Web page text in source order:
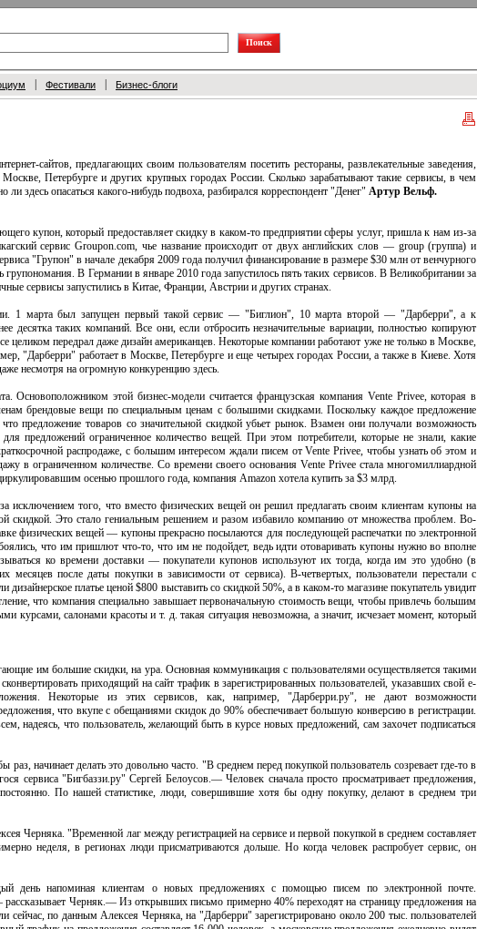
Фестивали Бизнес-блоги
сайтов, предлагающих своим пользователям посетить рестораны, развлекательные заведения,
Петербурге и других крупных городах России. Сколько зарабатывают такие сервисы, в чем
здесь опасаться какого-нибудь подвоха, разбирался корреспондент "Денег" Артур Вельф.
купон, который предоставляет скидку в каком-то предприятии сферы услуг, пришла к нам из-за
сервис Groupon.com, чье название происходит от двух английских слов — group (группа) и
"Групон" в начале декабря 2009 года получил финансирование в размере $30 млн от венчурного
В Германии в январе 2010 года запустилось пять таких сервисов. В Великобритании за
сервисы запустились в Китае, Франции, Австрии и других странах.
1 марта был запущен первый такой сервис — "Биглион", 10 марта второй — "Дарберри", а к
десятка таких компаний. Все они, если отбросить незначительные вариации, полностью копируют
целиком передрал даже дизайн американцев. Некоторые компании работают уже не только в Москве,
"Дарберри" работает в Москве, Петербурге и еще четырех городах России, а также в Киеве. Хотя
несмотря на огромную конкуренцию здесь.
Основоположником этой бизнес-модели считается французская компания Vente Privee, которая в
брендовые вещи по специальным ценам с большими скидками. Поскольку каждое предложение
предложение товаров со значительной скидкой убьет рынок. Взамен они получали возможность
предложений ограниченное количество вещей. При этом потребители, которые не знали, какие
распродаже, с большим интересом ждали писем от Vente Privee, чтобы узнать об этом и
в ограниченном количестве. Со времени своего основания Vente Privee стала многомиллиардной
осенью прошлого года, компания Amazon хотела купить за $3 млрд.
исключением того, что вместо физических вещей он решил предлагать своим клиентам купоны на
скидкой. Это стало гениальным решением и разом избавило компанию от множества проблем. Во-
физических вещей — купоны прекрасно посылаются для последующей распечатки по электронной
что им пришлют что-то, что им не подойдет, ведь идти отоваривать купоны нужно во вполне
ко времени доставки — покупатели купонов используют их тогда, когда им это удобно (в
месяцев после даты покупки в зависимости от сервиса). В-четвертых, пользователи перестали с
платье ценой $800 выставить со скидкой 50%, а в каком-то магазине покупатель увидит
что компания специально завышает первоначальную стоимость вещи, чтобы привлечь большим
курсами, салонами красоты и т. д. такая ситуация невозможна, а значит, исчезает момент, который
им большие скидки, на ура. Основная коммуникация с пользователями осуществляется такими
приходящий на сайт трафик в зарегистрированных пользователей, указавших свой e-
Некоторые из этих сервисов, как, например, "Дарберри.ру", не дают возможности
что вкупе с обещаниями скидок до 90% обеспечивает большую конверсию в регистрации.
надеясь, что пользователь, желающий быть в курсе новых предложений, сам захочет подписаться
начинает делать это довольно часто. "В среднем перед покупкой пользователь созревает где-то в
сервиса "Бигбаззи.ру" Сергей Белоусов.— Человек сначала просто просматривает предложения,
По нашей статистике, люди, совершившие хотя бы одну покупку, делают в среднем три
Черняка. "Временной лаг между регистрацией на сервисе и первой покупкой в среднем составляет
неделя, в регионах люди присматриваются дольше. Но когда человек распробует сервис, он
день напоминая клиентам о новых предложениях с помощью писем по электронной почте.
Черняк.— Из открывших письмо примерно 40% переходят на страницу предложения на
сейчас, по данным Алексея Черняка, на "Дарберри" зарегистрировано около 200 тыс. пользователей